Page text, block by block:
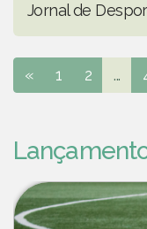
Jornal de
« 1 2 ...